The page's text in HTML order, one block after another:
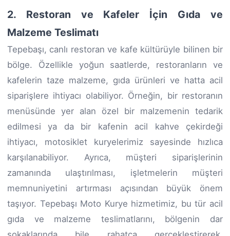
2. Restoran ve Kafeler İçin Gıda ve
Malzeme Teslimatı
Tepebaşı, canlı restoran ve kafe kültürüyle bilinen bir
bölge. Özellikle yoğun saatlerde, restoranların ve
kafelerin taze malzeme, gıda ürünleri ve hatta acil
siparişlere ihtiyacı olabiliyor. Örneğin, bir restoranın
menüsünde yer alan özel bir malzemenin tedarik
edilmesi ya da bir kafenin acil kahve çekirdeği
ihtiyacı, motosiklet kuryelerimiz sayesinde hızlıca
karşılanabiliyor. Ayrıca, müşteri siparişlerinin
zamanında ulaştırılması, işletmelerin müşteri
memnuniyetini artırması açısından büyük önem
taşıyor. Tepebaşı Moto Kurye hizmetimiz, bu tür acil
gıda ve malzeme teslimatlarını, bölgenin dar